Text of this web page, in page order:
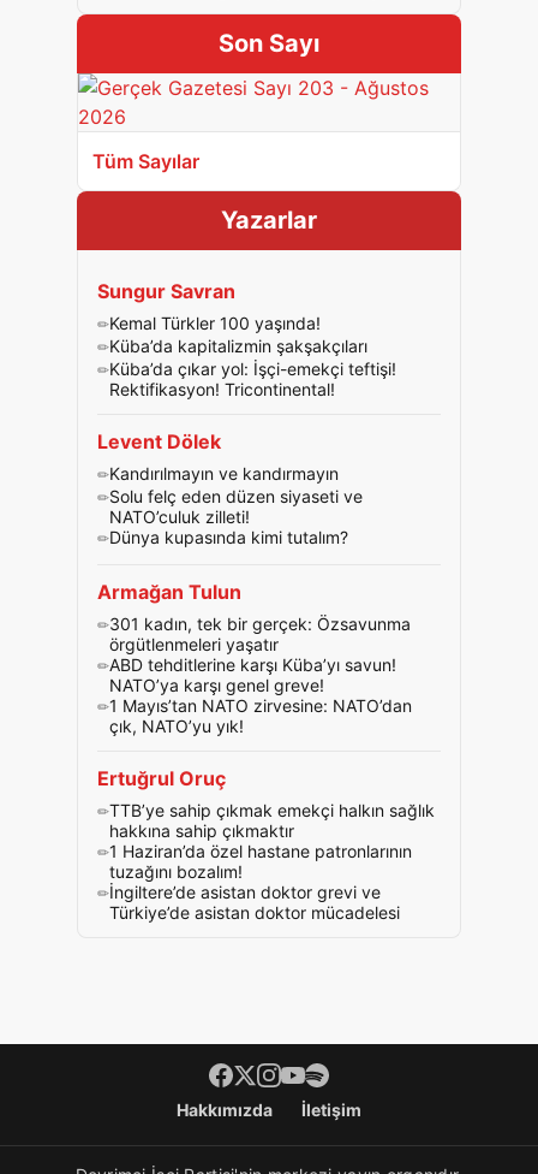
Son Sayı
Tüm Sayılar
Yazarlar
Sungur Savran
Kemal Türkler 100 yaşında!
Küba’da kapitalizmin şakşakçıları
Küba’da çıkar yol: İşçi-emekçi teftişi!
Rektifikasyon! Tricontinental!
Levent Dölek
Kandırılmayın ve kandırmayın
Solu felç eden düzen siyaseti ve
NATO’culuk zilleti!
Dünya kupasında kimi tutalım?
Armağan Tulun
301 kadın, tek bir gerçek: Özsavunma
örgütlenmeleri yaşatır
ABD tehditlerine karşı Küba’yı savun!
NATO’ya karşı genel greve!
1 Mayıs’tan NATO zirvesine: NATO’dan
çık, NATO’yu yık!
Ertuğrul Oruç
TTB’ye sahip çıkmak emekçi halkın sağlık
hakkına sahip çıkmaktır
1 Haziran’da özel hastane patronlarının
tuzağını bozalım!
İngiltere’de asistan doktor grevi ve
Türkiye’de asistan doktor mücadelesi
Footer menüHakkımızda İletişim